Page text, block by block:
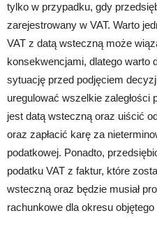
tylko w przypadku, gdy
zarejestrowany w VAT. Warto
VAT z datą wsteczną może
konsekwencjami, dlatego warto
sytuację przed podjęciem
uregulować wszelkie
jest datą wsteczną oraz uiścić
oraz zapłacić karę za
podatkowej. Ponadto,
podatku VAT z faktur, które
wsteczną oraz będzie musiał
rachunkowe dla okresu